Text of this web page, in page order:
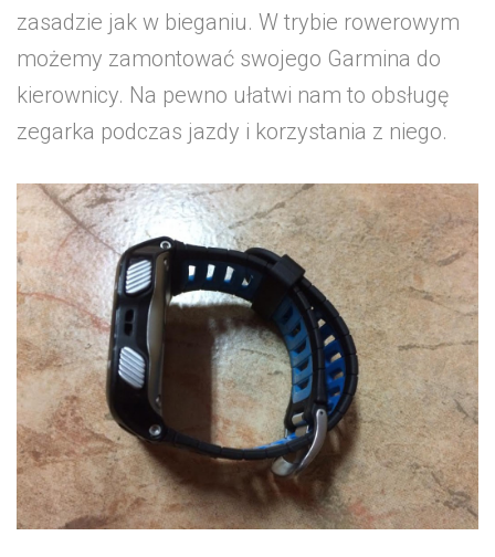
zasadzie jak w bieganiu. W trybie rowerowym
możemy zamontować swojego Garmina do
kierownicy. Na pewno ułatwi nam to obsługę
zegarka podczas jazdy i korzystania z niego.